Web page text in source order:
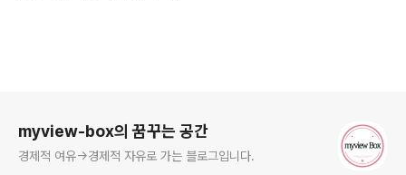
myview-box의 꿈꾸는 공간
경제적 여유->경제적 자유로 가는 블로그입니다.